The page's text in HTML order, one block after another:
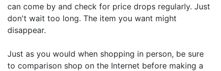
can come by and check for price drops regularly. Just
don't wait too long. The item you want might
disappear.
Just as you would when shopping in person, be sure
to comparison shop on the Internet before making a